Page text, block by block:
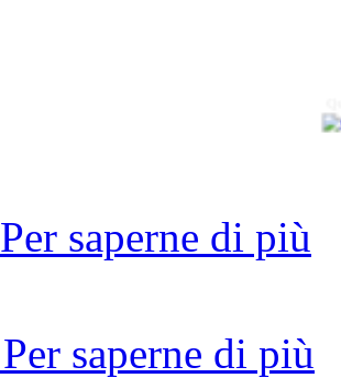
Per saperne di più
Per saperne di più